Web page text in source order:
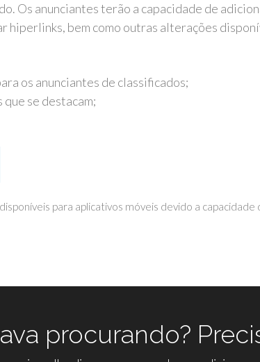
Os anunciantes terão a capacidade de
hiperlinks, bem como outras alterações
os anunciantes de classificados;
se destacam;
para aplicativos móveis devido a capacidade
procurando?